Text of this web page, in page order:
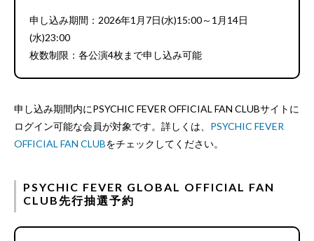
申し込み期間：2026年1月7日(水)15:00～1月14日
(水)23:00
枚数制限：各公演4枚まで申し込み可能
申し込み期間内にPSYCHIC FEVER OFFICIAL FAN CLUBサイトに
ログイン可能な会員が対象です。詳しくは、 PSYCHIC FEVER
OFFICIAL FAN CLUBをチェックしてください。
PSYCHIC FEVER GLOBAL OFFICIAL FAN
CLUB先行抽選予約